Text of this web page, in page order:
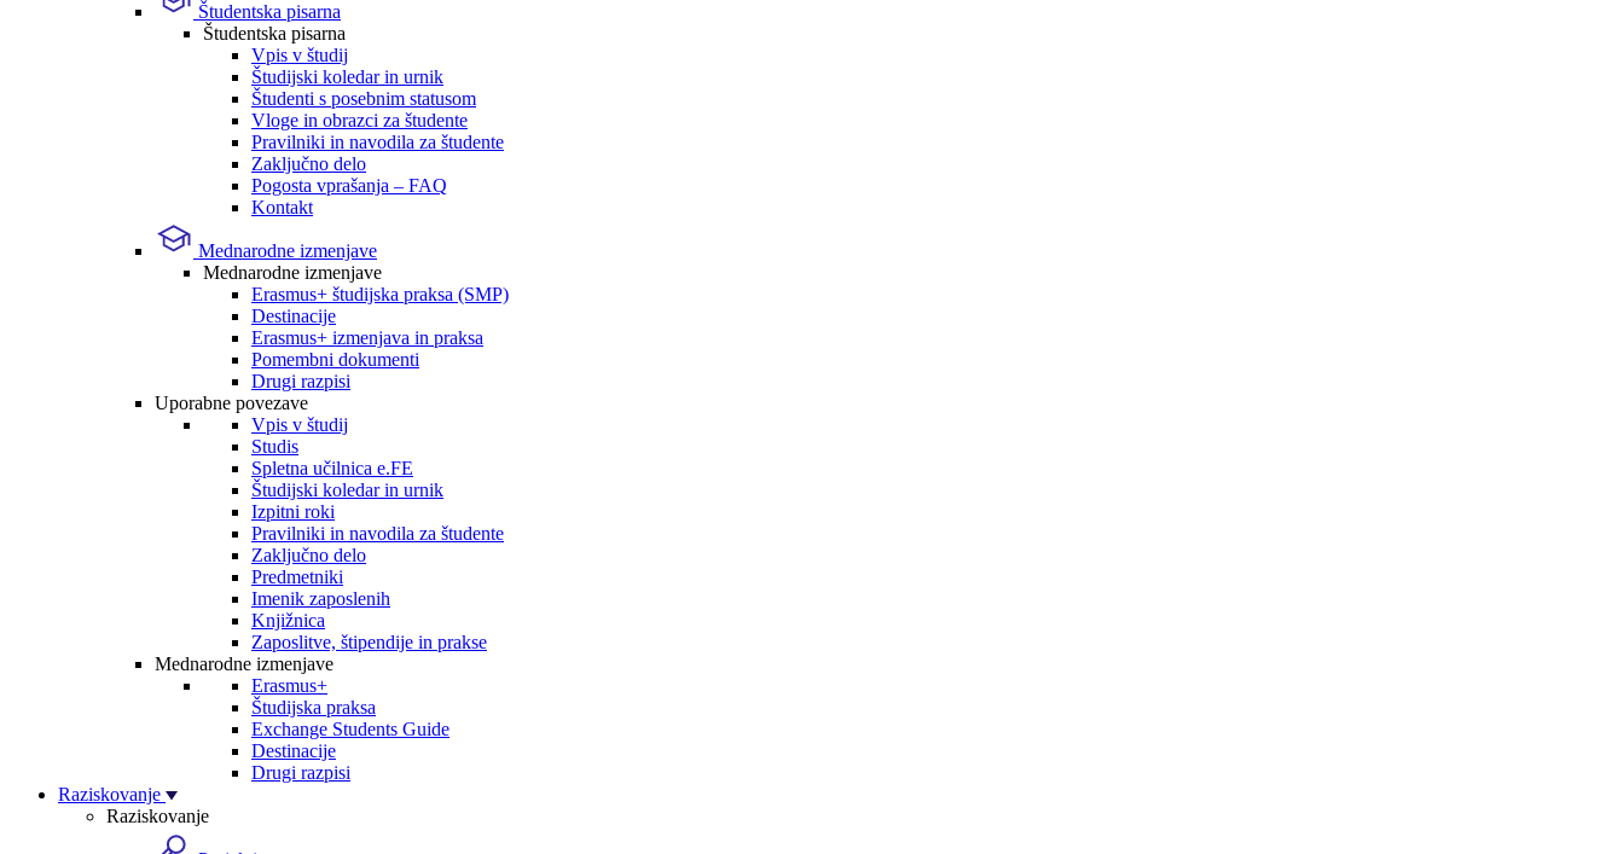
Študentska pisarna
Študentska pisarna
Vpis v študij
Študijski koledar in urnik
Študenti s posebnim statusom
Vloge in obrazci za študente
Pravilniki in navodila za študente
Zaključno delo
Pogosta vprašanja – FAQ
Kontakt
Mednarodne izmenjave
Mednarodne izmenjave
Erasmus+ študijska praksa (SMP)
Destinacije
Erasmus+ izmenjava in praksa
Pomembni dokumenti
Drugi razpisi
Uporabne povezave
Vpis v študij
Studis
Spletna učilnica e.FE
Študijski koledar in urnik
Izpitni roki
Pravilniki in navodila za študente
Zaključno delo
Predmetniki
Imenik zaposlenih
Knjižnica
Zaposlitve, štipendije in prakse
Mednarodne izmenjave
Erasmus+
Študijska praksa
Exchange Students Guide
Destinacije
Drugi razpisi
Raziskovanje
Raziskovanje